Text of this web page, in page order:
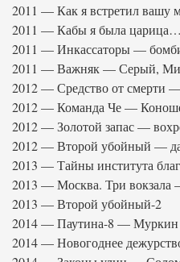
2011 — Как я встретил
2011 — Кабы я была
2011 — Инкассаторы —
2011 — Важняк — Серый,
2012 — Средство от смерти
2012 — Команда Че —
2012 — Золотой запас —
2012 — Второй убойный —
2013 — Тайны института
2013 — Москва. Три вокзала
2013 — Второй убойный-2
2014 — Паутина-8 — Муркин
2014 — Новогоднее